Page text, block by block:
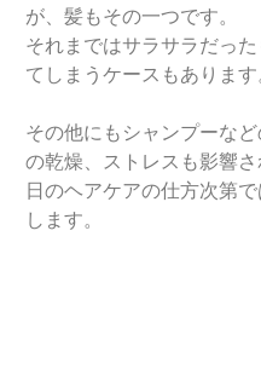
が、髪もその一つです。
それまではサラサラだっ
てしまうケースもあります
その他にもシャンプーな
の乾燥、ストレスも影響
日のヘアケアの仕方次第
します。